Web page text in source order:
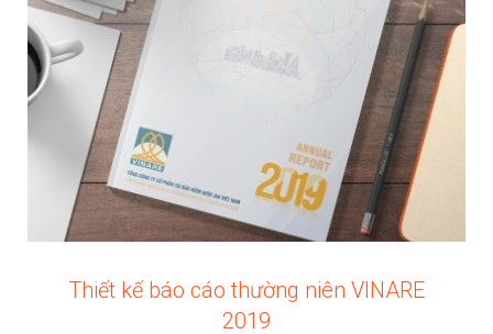
Thiết kế báo cáo thường niên VINARE
2019